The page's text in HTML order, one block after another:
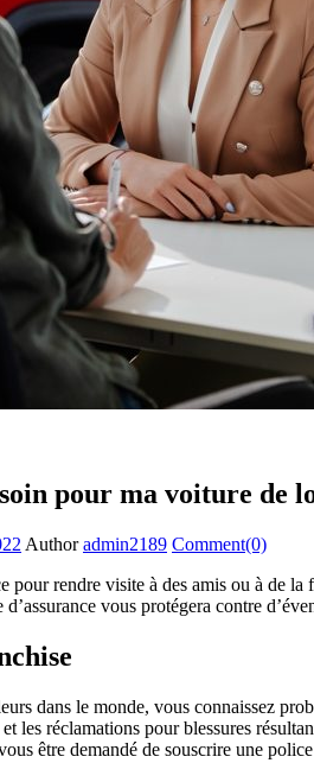
pour ma voiture de
Author admin2189 Comment(0)
pour rendre visite à des amis ou à de
vous protégera contre
dans le monde, vous connaissez
les réclamations pour blessures
être demandé de souscrire une